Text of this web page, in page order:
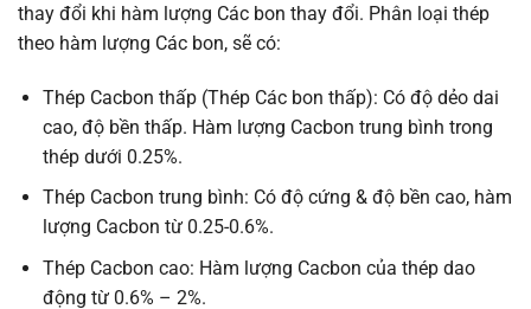
thay đổi khi hàm lượng Các bon thay đổi. Phân loại thép
theo hàm lượng Các bon, sẽ có:
Thép Cacbon thấp (Thép Các bon thấp): Có độ dẻo dai
cao, độ bền thấp. Hàm lượng Cacbon trung bình trong
thép dưới 0.25%.
Thép Cacbon trung bình: Có độ cứng & độ bền cao, hàm
lượng Cacbon từ 0.25-0.6%.
Thép Cacbon cao: Hàm lượng Cacbon của thép dao
động từ 0.6% – 2%.